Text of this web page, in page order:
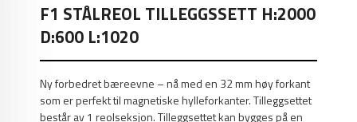
F1 STÅLREOL TILLEGGSSETT H:2000
D:600 L:1020
Ny forbedret bæreevne – nå med en 32 mm høy forkant
som er perfekt til magnetiske hylleforkanter. Tilleggsettet
består av 1 reolseksjon. Tilleggsettet kan bygges på en